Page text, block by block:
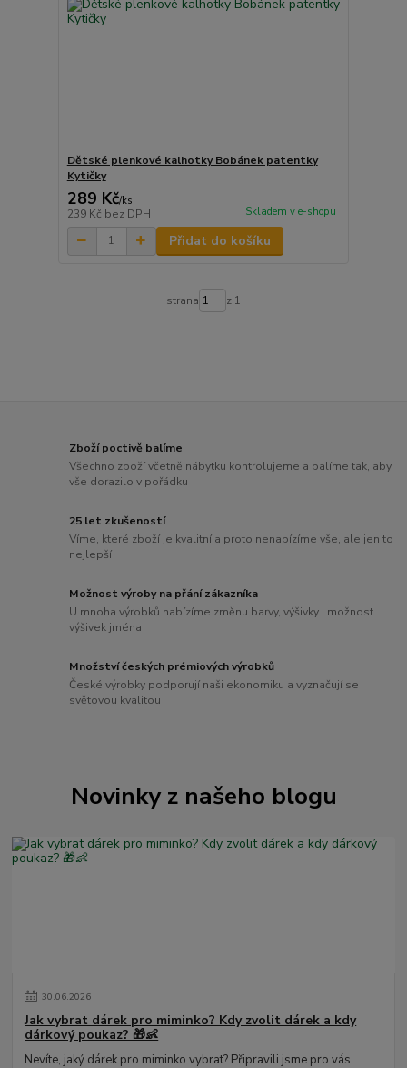
Dětské plenkové kalhotky Bobánek patentky
Kytičky
289 Kč/ks
239 Kč bez DPH Skladem v e-shopu
Přidat do košíku
strana z 1
Zboží poctivě balíme
Všechno zboží včetně nábytku kontrolujeme a balíme tak, aby
vše dorazilo v pořádku
25 let zkušeností
Víme, které zboží je kvalitní a proto nenabízíme vše, ale jen to
nejlepší
Možnost výroby na přání zákazníka
U mnoha výrobků nabízíme změnu barvy, výšivky i možnost
výšivek jména
Množství českých prémiových výrobků
České výrobky podporují naši ekonomiku a vyznačují se
světovou kvalitou
Novinky z našeho blogu
30.06.2026
Jak vybrat dárek pro miminko? Kdy zvolit dárek a kdy
dárkový poukaz? 🎁👶
Nevíte, jaký dárek pro miminko vybrat? Připravili jsme pro vás